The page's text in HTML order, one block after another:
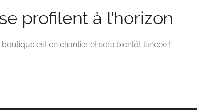
profilent à l’horizon
est en chantier et sera bientôt lancée !